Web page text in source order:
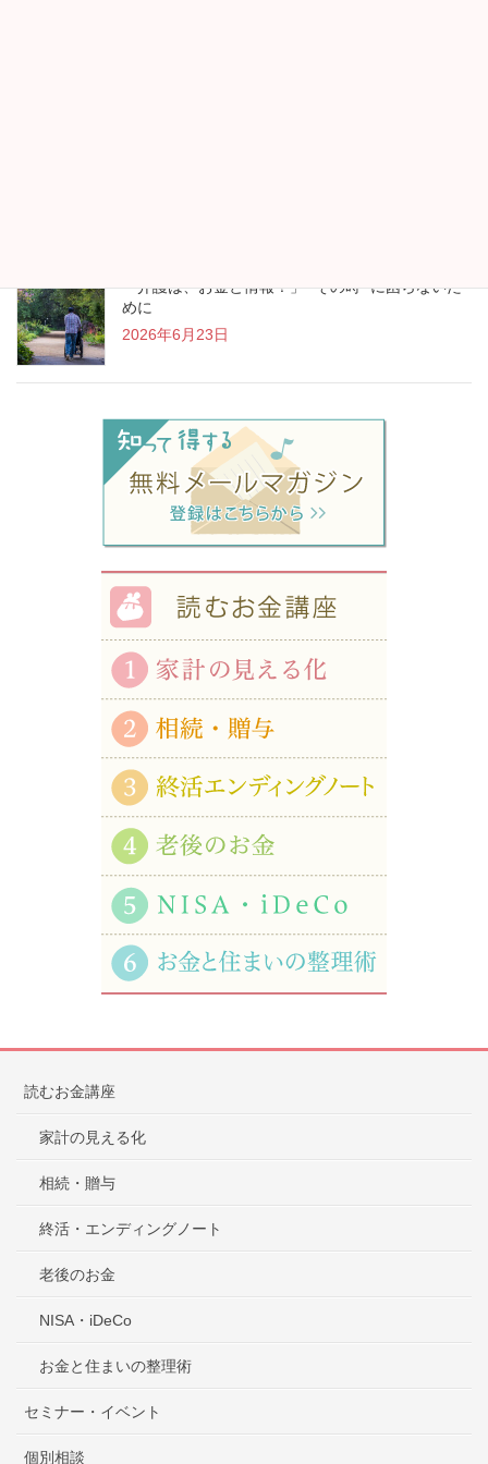
「介護は、お金と情報！」 “その時” に困らないた
めに
2026年6月23日
読むお金講座
家計の見える化
相続・贈与
終活・エンディングノート
老後のお金
NISA・iDeCo
お金と住まいの整理術
セミナー・イベント
個別相談